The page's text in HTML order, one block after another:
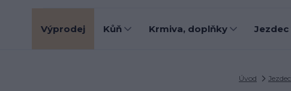
Výprodej Kůň Krmiva, doplňky Jezdec
Úvod Jezdec